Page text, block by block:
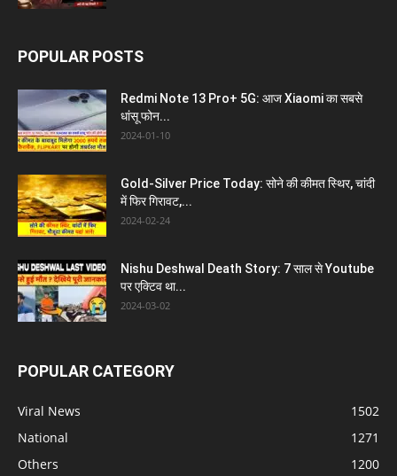
POPULAR POSTS
Redmi Note 13 Pro+ 5G: आज Xiaomi का सबसे
धांसू फोन...
2024-01-10
Gold-Silver Price Today: सोने की कीमत स्थिर, चांदी
में फिर गिरावट,...
2024-02-24
Nishu Deshwal Death Story: 7 साल से Youtube
पर एक्टिव था...
2024-03-02
POPULAR CATEGORY
Viral News
1502
National
1271
Others
1200